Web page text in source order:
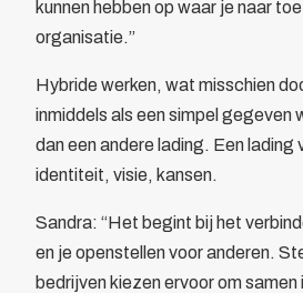
kunnen hebben op waar je naar
organisatie.”
Hybride werken, wat misschien
inmiddels als een simpel gegeven
dan een andere lading. Een lading
identiteit, visie, kansen.
Sandra: “Het begint bij het
en je openstellen voor anderen.
bedrijven kiezen ervoor om